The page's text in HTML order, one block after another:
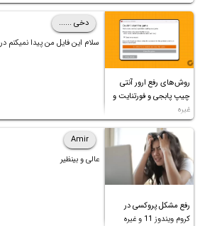
روش‌های رفع ارور آنتی
چیپ پابجی و فورتنایت و
غیره
دخی ......
سلام این فایل من پیدا نمیکنم
رفع مشکل پروکسی در
کروم ویندوز 11 و غیره
Amir
عالی و بینظیر